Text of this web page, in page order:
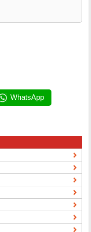
WhatsApp